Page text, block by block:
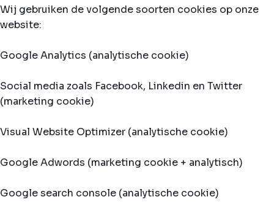
Wij gebruiken de volgende soorten cookies op onze
website:
Google Analytics (analytische cookie)
Social media zoals Facebook, Linkedin en Twitter
(marketing cookie)
Visual Website Optimizer (analytische cookie)
Google Adwords (marketing cookie + analytisch)
Google search console (analytische cookie)